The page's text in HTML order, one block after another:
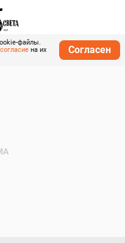
файлы.
согласие на их
Согласен